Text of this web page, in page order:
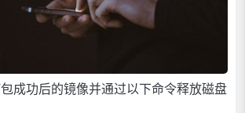
成功后的镜像并通过以下命令释放磁盘